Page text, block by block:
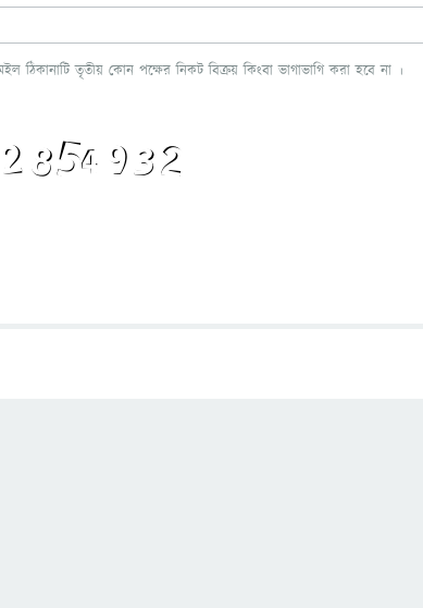
ঠিকানাটি তৃতীয় কোন পক্ষের নিকট বিক্রয় কিংবা ভাগাভাগি করা হবে না ।